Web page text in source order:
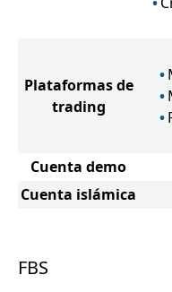
Plataformas de
trading
Cuenta demo
Cuenta islámica
FBS